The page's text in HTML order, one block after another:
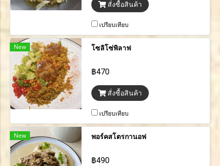
สั่งซื้อสินค้า
เปรียบเทียบ
New โซลิโซ่พิลาฟ
฿470
สั่งซื้อสินค้า
เปรียบเทียบ
New พอร์คสโตรกานอฟ
฿490